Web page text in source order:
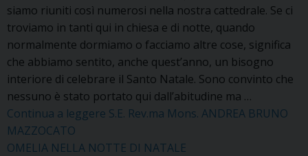
siamo riuniti così numerosi nella nostra cattedrale. Se ci
troviamo in tanti qui in chiesa e di notte, quando
normalmente dormiamo o facciamo altre cose, significa
che abbiamo sentito, anche quest’anno, un bisogno
interiore di celebrare il Santo Natale. Sono convinto che
nessuno è stato portato qui dall’abitudine ma …
Continua a leggere S.E. Rev.ma Mons. ANDREA BRUNO
MAZZOCATO
OMELIA NELLA NOTTE DI NATALE